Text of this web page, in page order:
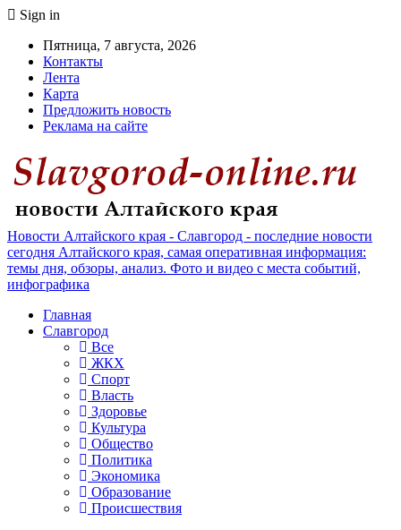
Sign in
Пятница, 7 августа, 2026
Контакты
Лента
Карта
Предложить новость
Реклама на сайте
Новости Алтайского края - Славгород - последние новости
сегодня Алтайского края, самая оперативная информация:
темы дня, обзоры, анализ. Фото и видео с места событий,
инфографика
Главная
Славгород
Все
ЖКХ
Спорт
Власть
Здоровье
Культура
Общество
Политика
Экономика
Образование
Происшествия